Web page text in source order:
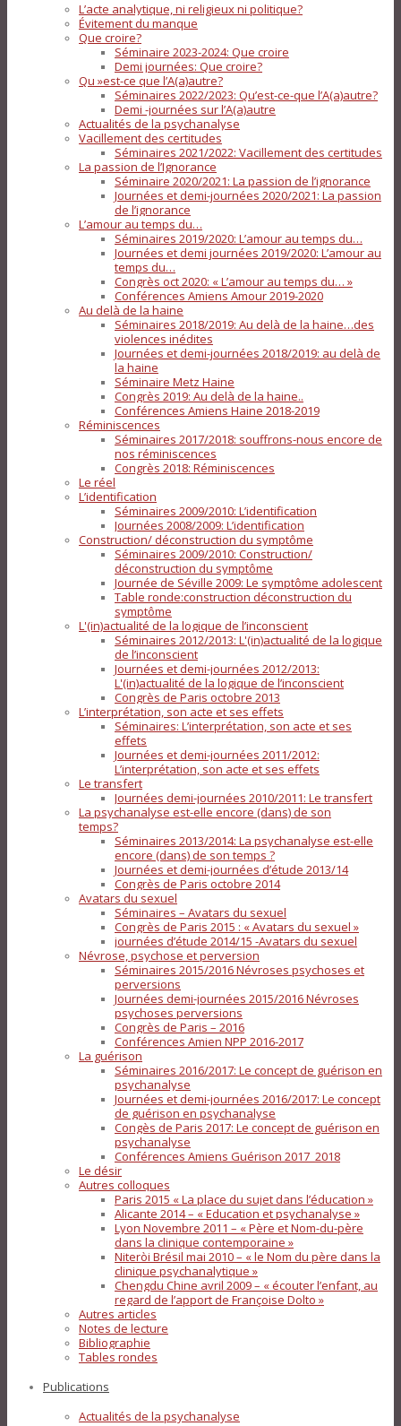
L’acte analytique, ni religieux ni politique?
Évitement du manque
Que croire?
Séminaire 2023-2024: Que croire
Demi journées: Que croire?
Qu »est-ce que l’A(a)autre?
Séminaires 2022/2023: Qu’est-ce-que l’A(a)autre?
Demi -journées sur l’A(a)autre
Actualités de la psychanalyse
Vacillement des certitudes
Séminaires 2021/2022: Vacillement des certitudes
La passion de l’Ignorance
Séminaire 2020/2021: La passion de l’ignorance
Journées et demi-journées 2020/2021: La passion
de l’ignorance
L’amour au temps du…
Séminaires 2019/2020: L’amour au temps du…
Journées et demi journées 2019/2020: L’amour au
temps du…
Congrès oct 2020: « L’amour au temps du… »
Conférences Amiens Amour 2019-2020
Au delà de la haine
Séminaires 2018/2019: Au delà de la haine…des
violences inédites
Journées et demi-journées 2018/2019: au delà de
la haine
Séminaire Metz Haine
Congrès 2019: Au delà de la haine..
Conférences Amiens Haine 2018-2019
Réminiscences
Séminaires 2017/2018: souffrons-nous encore de
nos réminiscences
Congrès 2018: Réminiscences
Le réel
L’identification
Séminaires 2009/2010: L’identification
Journées 2008/2009: L’identification
Construction/ déconstruction du symptôme
Séminaires 2009/2010: Construction/
déconstruction du symptôme
Journée de Séville 2009: Le symptôme adolescent
Table ronde:construction déconstruction du
symptôme
L'(in)actualité de la logique de l’inconscient
Séminaires 2012/2013: L'(in)actualité de la logique
de l’inconscient
Journées et demi-journées 2012/2013:
L'(in)actualité de la logique de l’inconscient
Congrès de Paris octobre 2013
L’interprétation, son acte et ses effets
Séminaires: L’interprétation, son acte et ses
effets
Journées et demi-journées 2011/2012:
L’interprétation, son acte et ses effets
Le transfert
Journées demi-journées 2010/2011: Le transfert
La psychanalyse est-elle encore (dans) de son
temps?
Séminaires 2013/2014: La psychanalyse est-elle
encore (dans) de son temps ?
Journées et demi-journées d’étude 2013/14
Congrès de Paris octobre 2014
Avatars du sexuel
Séminaires – Avatars du sexuel
Congrès de Paris 2015 : « Avatars du sexuel »
journées d’étude 2014/15 -Avatars du sexuel
Névrose, psychose et perversion
Séminaires 2015/2016 Névroses psychoses et
perversions
Journées demi-journées 2015/2016 Névroses
psychoses perversions
Congrès de Paris – 2016
Conférences Amien NPP 2016-2017
La guérison
Séminaires 2016/2017: Le concept de guérison en
psychanalyse
Journées et demi-journées 2016/2017: Le concept
de guérison en psychanalyse
Congès de Paris 2017: Le concept de guérison en
psychanalyse
Conférences Amiens Guérison 2017_2018
Le désir
Autres colloques
Paris 2015 « La place du sujet dans l’éducation »
Alicante 2014 – « Education et psychanalyse »
Lyon Novembre 2011 – « Père et Nom-du-père
dans la clinique contemporaine »
Niteròi Brésil mai 2010 – « le Nom du père dans la
clinique psychanalytique »
Chengdu Chine avril 2009 – « écouter l’enfant, au
regard de l’apport de Françoise Dolto »
Autres articles
Notes de lecture
Bibliographie
Tables rondes
Publications
Actualités de la psychanalyse